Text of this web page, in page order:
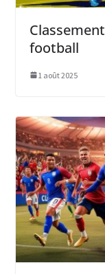
football
1 août 2025